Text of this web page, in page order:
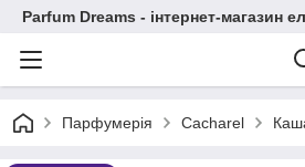
Parfum Dreams - інтернет-магазин
Парфумерія Cacharel